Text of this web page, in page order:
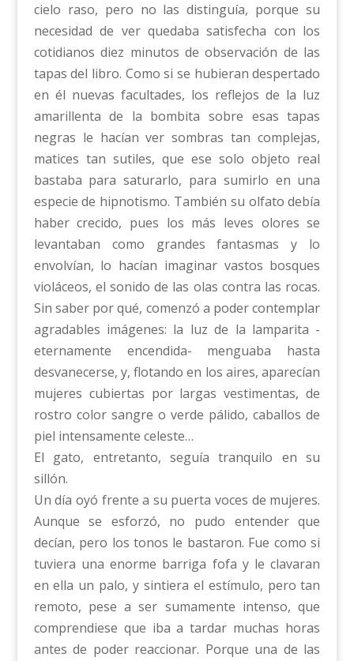
cielo raso, pero no las distinguía, porque su
necesidad de ver quedaba satisfecha con los
cotidianos diez minutos de observación de las
tapas del libro. Como si se hubieran despertado
en él nuevas facultades, los reflejos de la luz
amarillenta de la bombita sobre esas tapas
negras le hacían ver sombras tan complejas,
matices tan sutiles, que ese solo objeto real
bastaba para saturarlo, para sumirlo en una
especie de hipnotismo. También su olfato debía
haber crecido, pues los más leves olores se
levantaban como grandes fantasmas y lo
envolvían, lo hacían imaginar vastos bosques
violáceos, el sonido de las olas contra las rocas.
Sin saber por qué, comenzó a poder contemplar
agradables imágenes: la luz de la lamparita -
eternamente encendida- menguaba hasta
desvanecerse, y, flotando en los aires, aparecían
mujeres cubiertas por largas vestimentas, de
rostro color sangre o verde pálido, caballos de
piel intensamente celeste…
El gato, entretanto, seguía tranquilo en su
sillón.
Un día oyó frente a su puerta voces de mujeres.
Aunque se esforzó, no pudo entender que
decían, pero los tonos le bastaron. Fue como si
tuviera una enorme barriga fofa y le clavaran
en ella un palo, y sintiera el estímulo, pero tan
remoto, pese a ser sumamente intenso, que
comprendiese que iba a tardar muchas horas
antes de poder reaccionar. Porque una de las